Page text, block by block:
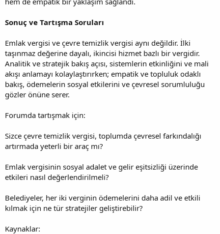
Sonuç ve Tartışma Soruları
Emlak vergisi ve çevre temizlik vergisi aynı değildir. İlki
taşınmaz değerine dayalı, ikincisi hizmet bazlı bir vergidir.
Analitik ve stratejik bakış açısı, sistemlerin etkinliğini ve mali
akışı anlamayı kolaylaştırırken; empatik ve topluluk odaklı
bakış, ödemelerin sosyal etkilerini ve çevresel sorumluluğu
gözler önüne serer.
Forumda tartışmak için:
Sizce çevre temizlik vergisi, toplumda çevresel farkındalığı
artırmada yeterli bir araç mı?
Emlak vergisinin sosyal adalet ve gelir eşitsizliği üzerinde
etkileri nasıl değerlendirilmeli?
Belediyeler, her iki verginin ödemelerini daha adil ve etkili
kılmak için ne tür stratejiler geliştirebilir?
Kaynaklar: